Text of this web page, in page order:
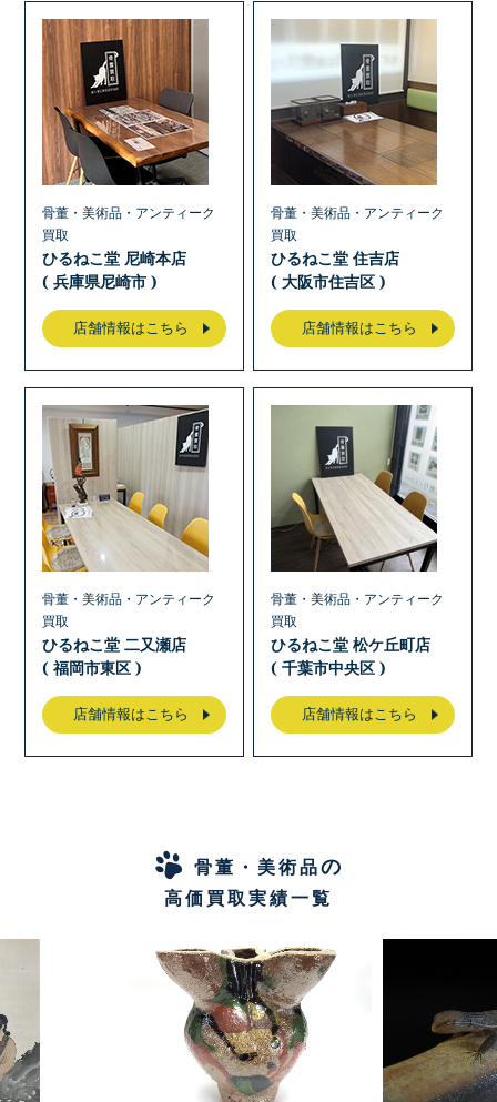
骨董・美術品・アンティーク
買取
ひるねこ堂 尼崎本店
( 兵庫県尼崎市 )
店舗情報はこちら
骨董・美術品・アンティーク
買取
ひるねこ堂 住吉店
( 大阪市住吉区 )
店舗情報はこちら
骨董・美術品・アンティーク
買取
ひるねこ堂 二又瀬店
( 福岡市東区 )
店舗情報はこちら
骨董・美術品・アンティーク
買取
ひるねこ堂 松ケ丘町店
( 千葉市中央区 )
店舗情報はこちら
骨董・美術品の
高価買取実績一覧